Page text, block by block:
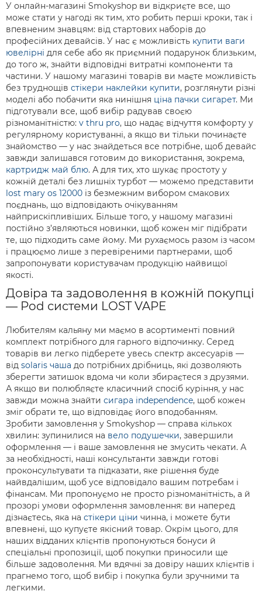
У онлайн-магазині Smokyshop ви відкриєте все, що
може стати у нагоді як тим, хто робить перші кроки, так і
впевненим знавцям: від стартових наборів до
професійних девайсів. У нас є можливість купити ваги
ювелірні для себе або як приємний подарунок близьким,
до того ж, знайти відповідні витратні компоненти та
частини. У нашому магазині товарів ви маєте можливість
без труднощів стікери наклейки купити, розглянути різні
моделі або побачити яка нинішня ціна пачки сигарет. Ми
підготували все, щоб вибір радував своєю
різноманітністю: v thru pro, що надає відчуття комфорту у
регулярному користуванні, а якщо ви тільки починаєте
знайомство — у нас знайдеться все потрібне, щоб девайс
завжди залишався готовим до використання, зокрема,
картридж май блю. А для тих, хто шукає простоту у
кожній деталі без лишніх турбот — можемо представити
lost mary os 12000 із безмежним вибором смакових
поєднань, що відповідають очікуванням
найприскіпливіших. Більше того, у нашому магазині
постійно з’являються новинки, щоб кожен міг підібрати
те, що підходить саме йому. Ми рухаємось разом із часом
і працюємо лише з перевіреними партнерами, щоб
запропонувати користувачам продукцію найвищої
якості.
Довіра та задоволення в кожній покупці
— Pod системи LOST VAPE
Любителям кальяну ми маємо в асортименті повний
комплект потрібного для гарного відпочинку. Серед
товарів ви легко підберете увесь спектр аксесуарів —
від solaris чаша до потрібних дрібниць, які дозволяють
зберегти затишок вдома чи коли збираєтеся з друзями.
А якщо ви полюбляєте класичний спосіб куріння, у нас
завжди можна знайти сигара independence, щоб кожен
зміг обрати те, що відповідає його вподобанням.
Зробити замовлення у Smokyshop — справа кількох
хвилин: зупинилися на вело подушечки, завершили
оформлення — і ваше замовлення не змусить чекати. А
за необхідності, наші консультанти завжди готові
проконсультувати та підказати, яке рішення буде
найвдалішим, щоб усе відповідало вашим потребам і
фінансам. Ми пропонуємо не просто різноманітність, а й
прозорі умови оформлення замовлення: ви наперед
дізнаєтесь, яка на стікери ціни чинна, і можете бути
впевнені, що купуєте якісний товар. Окрім цього, для
наших відданих клієнтів пропонуються бонуси й
спеціальні пропозиції, щоб покупки приносили ще
більше задоволення. Ми вдячні за довіру наших клієнтів і
прагнемо того, щоб вибір і покупка були зручними та
легкими.